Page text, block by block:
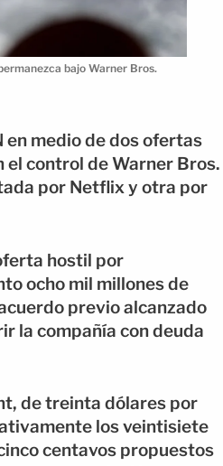
bajo Warner Bros.
en medio de dos ofertas
el control de Warner Bros.
por Netflix y otra por
hostil por
ocho mil millones de
previo alcanzado
la compañía con deuda
de treinta dólares por
los veintisiete
centavos propuestos